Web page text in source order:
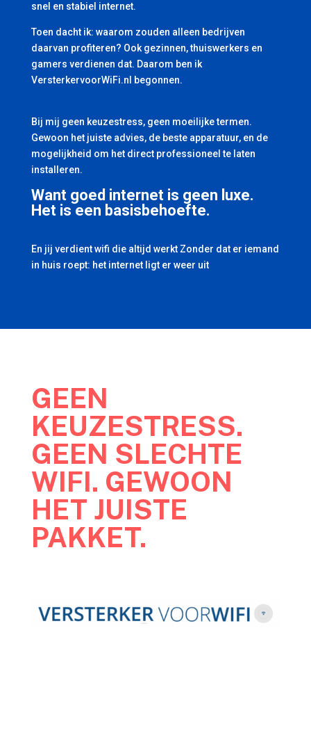
snel en stabiel internet.
Toen dacht ik: waarom zouden alleen bedrijven
daarvan profiteren? Ook gezinnen, thuiswerkers en
gamers verdienen dat. Daarom ben ik
VersterkervoorWiFi.nl begonnen.
Bij mij geen keuzestress, geen moeilijke termen.
Gewoon het juiste advies, de beste apparatuur, en de
mogelijkheid om het direct professioneel te laten
installeren.
Want goed internet is geen luxe.
Het is een basisbehoefte.
En jij verdient wifi die altijd werkt Zonder dat er iemand
in huis roept: het internet ligt er weer uit
GEEN
KEUZESTRESS.
GEEN SLECHTE
WIFI. GEWOON
HET JUISTE
PAKKET.